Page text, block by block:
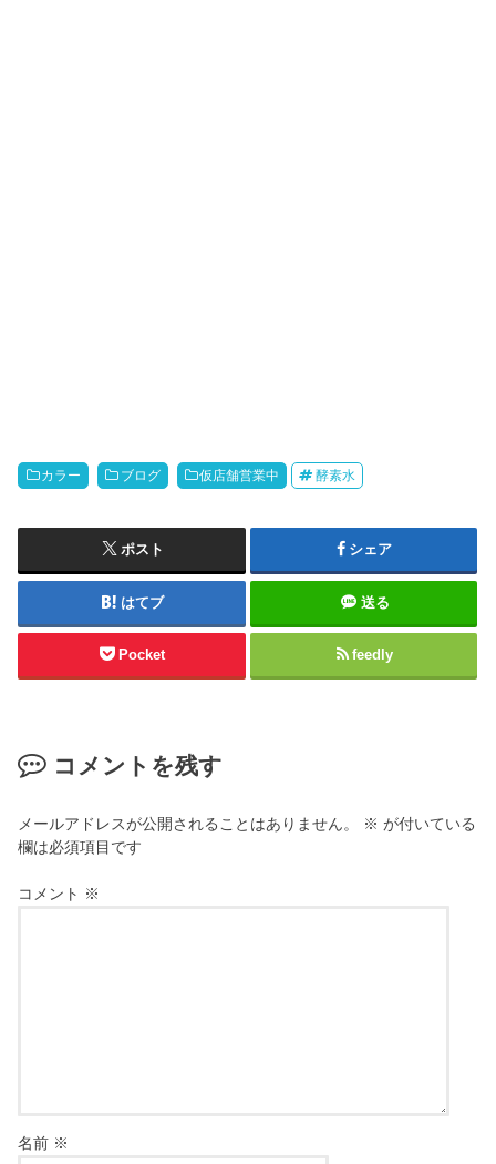
カラー ブログ 仮店舗営業中 酵素水
ポスト シェア
はてブ 送る
Pocket feedly
コメントを残す
メールアドレスが公開されることはありません。 ※ が付いている
欄は必須項目です
コメント ※
名前 ※